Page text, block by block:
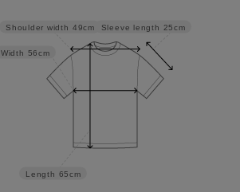
Sleeve length 25cm
Length 65cm
Width 56cm
Shoulder width 49cm